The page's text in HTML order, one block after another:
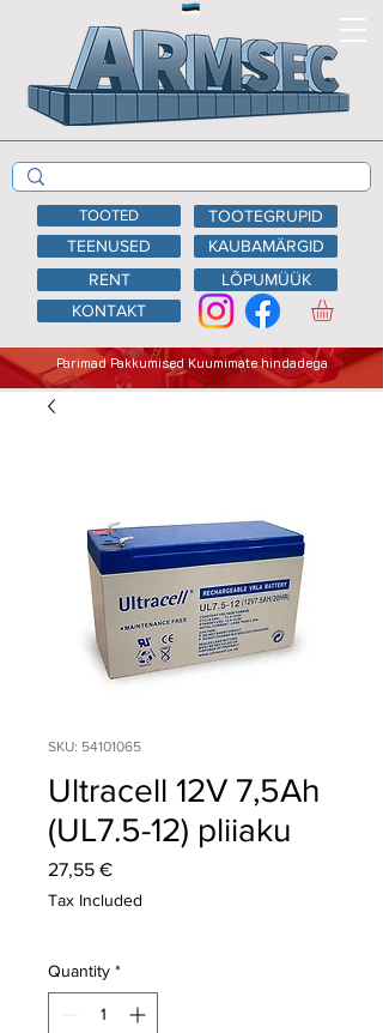
TEENUSED
KAUBAMÄRGID
RENT
LÕPUMÜÜK
KONTAKT
Parimad Pakkumised Kuumimate hindadega
TOOTED TOOTEGRUPID
SKU: 54101065
Ultracell 12V 7,5Ah
(UL7.5-12) pliiaku
27,55 €Price
Tax Included
Quantity *